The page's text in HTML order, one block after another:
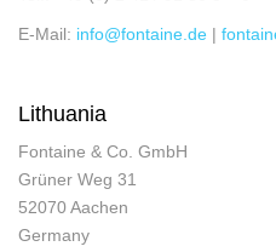
E-Mail: info@fontaine.de |
Lithuania
Fontaine & Co. GmbH
Grüner Weg 31
52070 Aachen
Germany